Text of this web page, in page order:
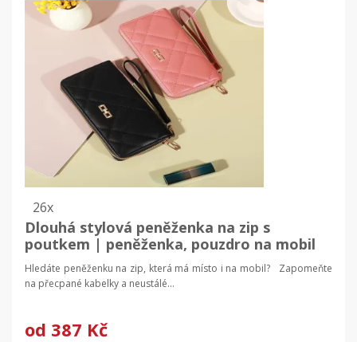
26x
Dlouhá stylová peněženka na zip s
poutkem | peněženka, pouzdro na mobil
Hledáte peněženku na zip, která má místo i na mobil? Zapomeňte
na přecpané kabelky a neustálé...
od 387 Kč